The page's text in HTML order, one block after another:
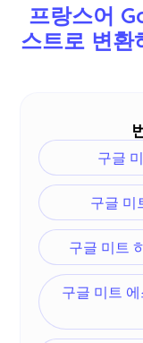
어, 우르두어, 터
어, 러시아어, 필
개 언어를 지원
프랑스어
스트로 변환
구글
구글 미
구글 미트
구글 미트